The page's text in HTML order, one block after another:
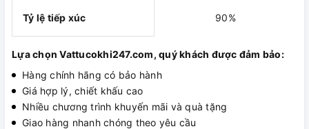
Tỷ lệ tiếp xúc 90%
Lựa chọn Vattucokhi247.com, quý khách được đảm bảo:
Hàng chính hãng có bảo hành
Giá hợp lý, chiết khấu cao
Nhiều chương trình khuyến mãi và quà tặng
Giao hàng nhanh chóng theo yêu cầu